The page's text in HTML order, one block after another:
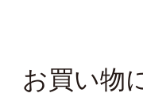
お買い物